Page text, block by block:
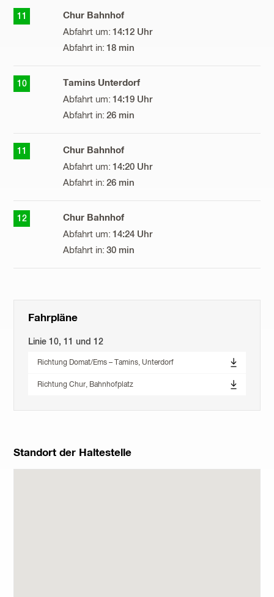
11
Chur Bahnhof
14:12 Uhr
18 min
10
Tamins Unterdorf
14:19 Uhr
26 min
11
Chur Bahnhof
14:20 Uhr
26 min
12
Chur Bahnhof
14:24 Uhr
30 min
Fahrpläne
Linie 10, 11 und 12
Richtung Domat/Ems – Tamins, Unterdorf
Richtung Chur, Bahnhofplatz
Standort der Haltestelle